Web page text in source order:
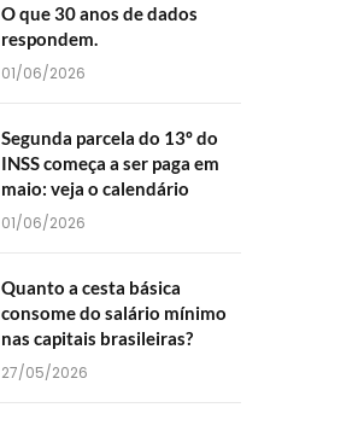
O que 30 anos de dados
respondem.
01/06/2026
Segunda parcela do 13º do
INSS começa a ser paga em
maio: veja o calendário
01/06/2026
Quanto a cesta básica
consome do salário mínimo
nas capitais brasileiras?
27/05/2026